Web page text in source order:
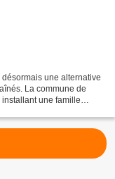
une alternative
La commune de
une famille